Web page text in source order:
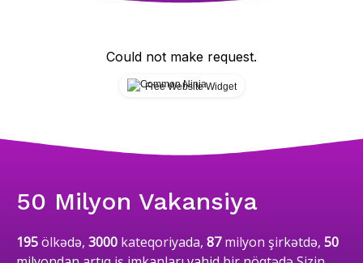
Could not make request.
Free Website Widget
50 Milyon Vakansiya
195ölkədə, 3000 kateqoriyada, 87milyon şirkətdə, 50